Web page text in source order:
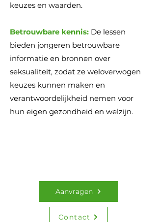
keuzes en waarden.
Betrouwbare kennis: De lessen
bieden jongeren betrouwbare
informatie en bronnen over
seksualiteit, zodat ze weloverwogen
keuzes kunnen maken en
verantwoordelijkheid nemen voor
hun eigen gezondheid en welzijn.
Aanvragen
Contact